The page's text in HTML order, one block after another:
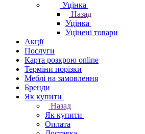
Уцінка
Назад
Уцінка
Уцінені товари
Акції
Послуги
Карта розкрою online
Терміни порізки
Меблі на замовлення
Бренди
Як купити
Назад
Як купити
Оплата